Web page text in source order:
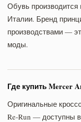
Обувь
Италии. Бренд
производствами —
моды.
Где купить Mercer
Оригинальные
Re-Run — доступны в